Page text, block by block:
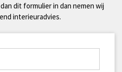
dit formulier in dan nemen wij
interieuradvies.